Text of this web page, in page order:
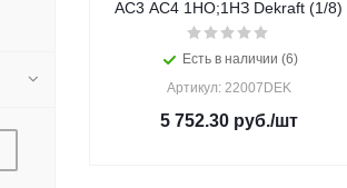
АС3 АС4 1НО;1НЗ Dekraft (1/8)
Есть в наличии (6)
Артикул: 22007DEK
5 752.30руб./шт